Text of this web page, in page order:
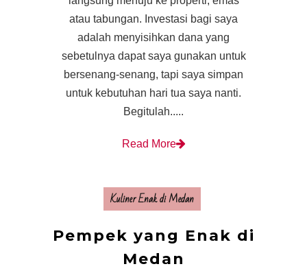
atau tabungan. Investasi bagi saya
adalah menyisihkan dana yang
sebetulnya dapat saya gunakan untuk
bersenang-senang, tapi saya simpan
untuk kebutuhan hari tua saya nanti.
Begitulah.....
Read More
Kuliner Enak di Medan
Pempek yang Enak di
Medan